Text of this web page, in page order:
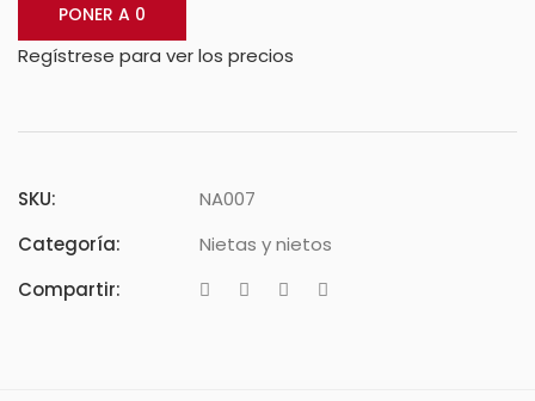
PONER A 0
Regístrese para ver los precios
SKU:
NA007
Categoría:
Nietas y nietos
Compartir: